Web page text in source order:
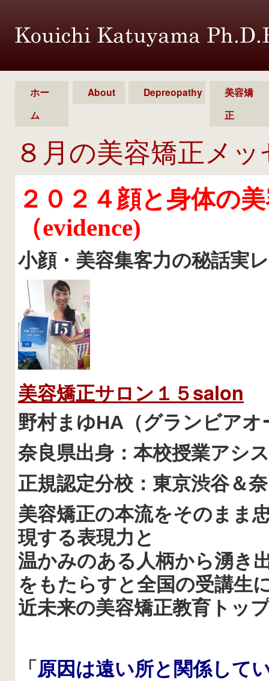
ホー
ム
About Depreopathy
美容矯
正
８月の美容矯正メ
２０２４顔と身体の
（evidence)
小顔・美容集客力の秘話実
美容矯正サロン１５salon
野村まゆHA（グランビア
奈良県出身：本校授業アシ
正規認定分校：東京渋谷＆
美容矯正の本流をそのまま
現する表現力と
温かみのある人柄から湧き
をもたらすと全国の受講生
近未来の美容矯正教育トッ
「 原因は遠い所と関係して